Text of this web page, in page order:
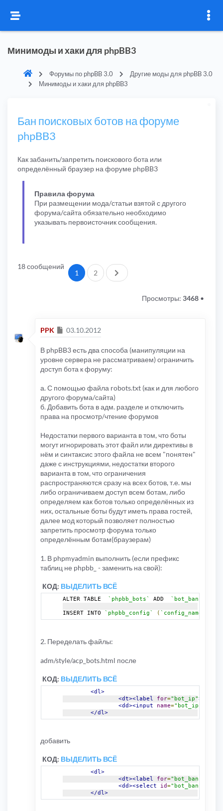
Минимоды и хаки для phpBB3
Форумы по phpBB 3.0
Другие моды для phpBB 3.0
Минимоды и хаки для phpBB3
Бан поисковых ботов на форуме
phpBB3
Как забанить/запретить поискового бота или
определённый браузер на форуме phpBB3
Правила форума
При размещении мода/статьи взятой с другого
форума/сайта обязательно необходимо
указывать первоисточник сообщения.
18 сообщений
1 2 След.
Просмотры: 3468 •
PPK Сообщение
03.10.2012
В phpBB3 есть два способа (манипуляции на
уровне сервера не рассматриваем) ограничить
доступ бота к форуму:
а. С помощью файла robots.txt (как и для любого
другого форума/сайта)
б. Добавить бота в адм. разделе и отключить
права на просмотр/чтение форумов
Недостатки первого варианта в том, что боты
могут игнорировать этот файл или директивы в
нём и синтаксис этого файла не всем "понятен"
даже с инструкциями, недостатки второго
варианта в том, что ограничения
распространяются сразу на всех ботов, т.е. мы
либо ограничиваем доступ всем ботам, либо
определяем как ботов только определённых из
них, остальные боты будут иметь права гостей,
далее мод который позволяет полностью
запретить просмотр форума только
определённым ботам(браузерам)
1. В phpmyadmin выполнить (если префикс
таблиц не phpbb_ - заменить на свой):
КОД: ВЫДЕЛИТЬ ВСЁ
ALTER TABLE `phpbb_bots` ADD `bot_banned`
INSERT INTO `phpbb_config` ( `config_name`
2. Переделать файлы:
adm/style/acp_bots.html после
КОД: ВЫДЕЛИТЬ ВСЁ
<dl>
<dt><label
for="bot_ip">
<dd><input
name="bot_ip"
</dl>
добавить
КОД: ВЫДЕЛИТЬ ВСЁ
<dl>
<dt><label
for="bot_banned"
<dd><select
id="bot_banned"
</dl>